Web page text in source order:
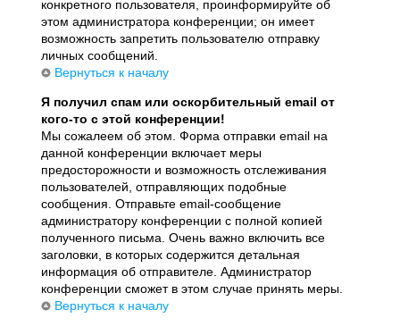
конкретного пользователя, проинформируйте об
этом администратора конференции; он имеет
возможность запретить пользователю отправку
личных сообщений.
Вернуться к началу
Я получил спам или оскорбительный email от
кого-то с этой конференции!
Мы сожалеем об этом. Форма отправки email на
данной конференции включает меры
предосторожности и возможность отслеживания
пользователей, отправляющих подобные
сообщения. Отправьте email-сообщение
администратору конференции с полной копией
полученного письма. Очень важно включить все
заголовки, в которых содержится детальная
информация об отправителе. Администратор
конференции сможет в этом случае принять меры.
Вернуться к началу